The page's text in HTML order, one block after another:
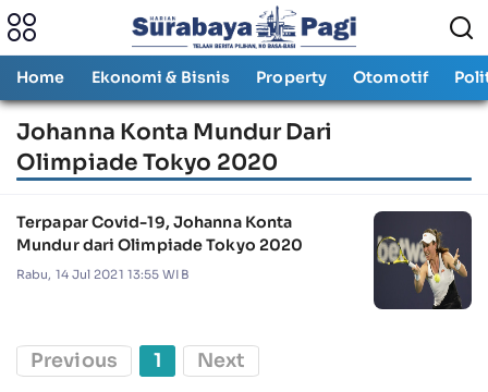
Home Ekonomi & Bisnis Property Otomotif
Johanna Konta Mundur Dari
Olimpiade Tokyo 2020
Terpapar Covid-19, Johanna Konta
Mundur dari Olimpiade Tokyo 2020
Rabu, 14 Jul 2021 13:55 WIB
Previous 1 Next